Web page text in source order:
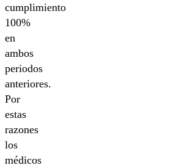
cumplimiento
100%
en
ambos
periodos
anteriores.
Por
estas
razones
los
médicos